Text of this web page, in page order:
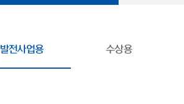
발전사업용 수상용